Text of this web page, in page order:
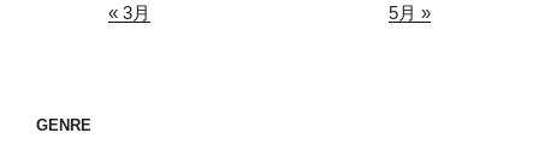
« 3月 5月 »
GENRE